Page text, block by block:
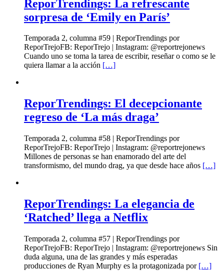
ReporTrendings: La refrescante
sorpresa de ‘Emily en París’
Temporada 2, columna #59 | ReporTrendings por
ReporTrejoFB: ReporTrejo | Instagram: @reportrejonews
Cuando uno se toma la tarea de escribir, reseñar o como se le
quiera llamar a la acción […]
ReporTrendings: El decepcionante
regreso de ‘La más draga’
Temporada 2, columna #58 | ReporTrendings por
ReporTrejoFB: ReporTrejo | Instagram: @reportrejonews
Millones de personas se han enamorado del arte del
transformismo, del mundo drag, ya que desde hace años […]
ReporTrendings: La elegancia de
‘Ratched’ llega a Netflix
Temporada 2, columna #57 | ReporTrendings por
ReporTrejoFB: ReporTrejo | Instagram: @reportrejonews Sin
duda alguna, una de las grandes y más esperadas
producciones de Ryan Murphy es la protagonizada por […]